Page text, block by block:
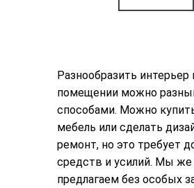
Разнообразить интерьер
помещении можно
способами. Можно
мебель или сделать
ремонт, но это требует
средств и усилий. Мы же
предлагаем без особых